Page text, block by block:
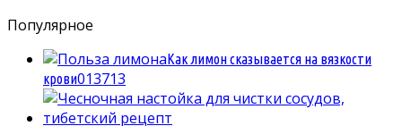
Популярное
Как лимон сказывается на вязкости
крови013713